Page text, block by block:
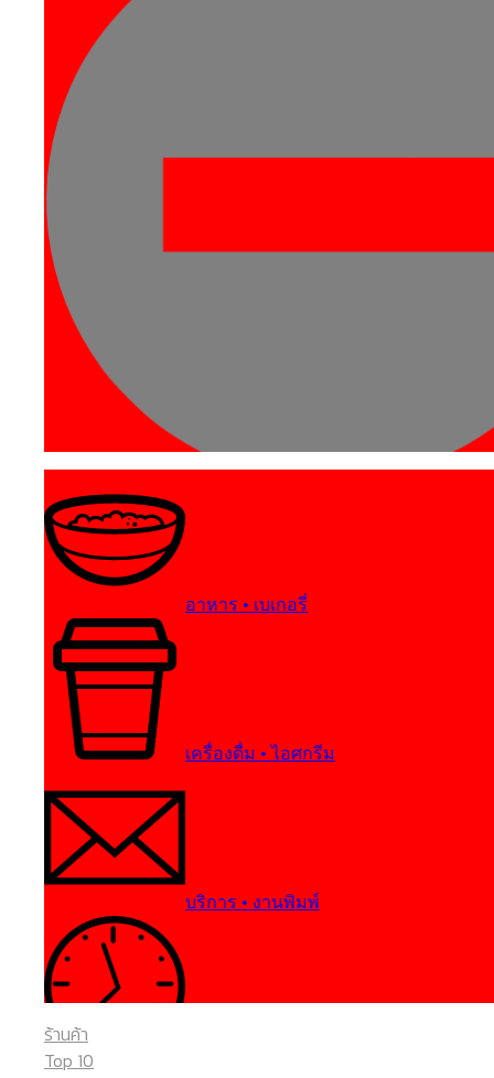
ร้านค้า SMEs Shop
อาคารสำนักงานให้เช่า
โรงงาน - คลังสินค้า
นิคมอุตสาหกรรม
สนับสนุน SMEs
ติดต่อเรา
อุปกรณ์เลี้ยงสัตว์...
อาหาร • เบเกอรี่
เครื่องดื่ม • ไอศกรีม
บริการ • งานพิมพ์
ร้านค้า
Top 10